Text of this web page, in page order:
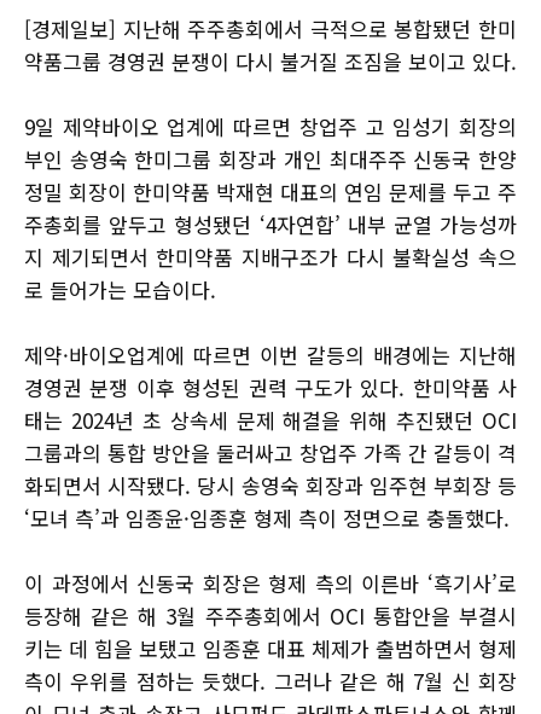
[경제일보] 지난해 주주총회에서 극적으로 봉합됐던 한미
약품그룹 경영권 분쟁이 다시 불거질 조짐을 보이고 있다.
9일 제약바이오 업계에 따르면 창업주 고 임성기 회장의
부인 송영숙 한미그룹 회장과 개인 최대주주 신동국 한양
정밀 회장이 한미약품 박재현 대표의 연임 문제를 두고 주
주총회를 앞두고 형성됐던 ‘4자연합’ 내부 균열 가능성까
지 제기되면서 한미약품 지배구조가 다시 불확실성 속으
로 들어가는 모습이다.
제약·바이오업계에 따르면 이번 갈등의 배경에는 지난해
경영권 분쟁 이후 형성된 권력 구도가 있다. 한미약품 사
태는 2024년 초 상속세 문제 해결을 위해 추진됐던 OCI
그룹과의 통합 방안을 둘러싸고 창업주 가족 간 갈등이 격
화되면서 시작됐다. 당시 송영숙 회장과 임주현 부회장 등
‘모녀 측’과 임종윤·임종훈 형제 측이 정면으로 충돌했다.
이 과정에서 신동국 회장은 형제 측의 이른바 ‘흑기사’로
등장해 같은 해 3월 주주총회에서 OCI 통합안을 부결시
키는 데 힘을 보탰고 임종훈 대표 체제가 출범하면서 형제
측이 우위를 점하는 듯했다. 그러나 같은 해 7월 신 회장